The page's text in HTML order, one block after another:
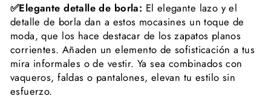
✅Elegante detalle de borla: El elegante lazo y el
detalle de borla dan a estos mocasines un toque de
moda, que los hace destacar de los zapatos planos
corrientes. Añaden un elemento de sofisticación a tus
mira informales o de vestir. Ya sea combinados con
vaqueros, faldas o pantalones, elevan tu estilo sin
esfuerzo.